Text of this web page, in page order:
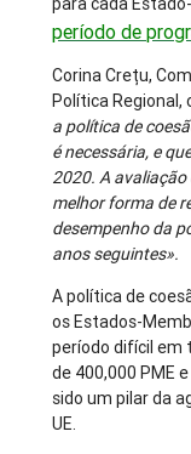
período de
Corina Crețu,
Política Regional,
a política de
é necessária, e
2020. A
melhor forma de
desempenho da
anos seguintes».
A política de
os Estados-
período difícil em
de 400,000 PME
sido um pilar da
UE.